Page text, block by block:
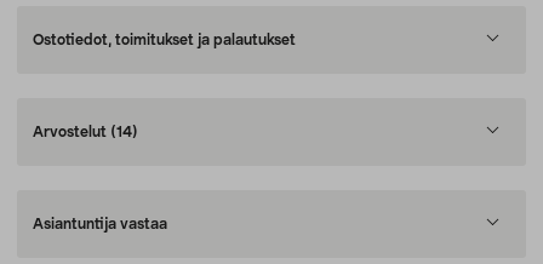
Ostotiedot, toimitukset ja palautukset
Arvostelut (14)
Asiantuntija vastaa